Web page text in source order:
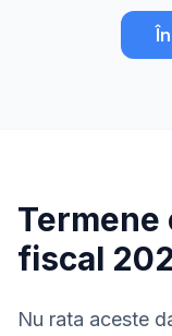
Termene
fiscal
Nu rata aceste